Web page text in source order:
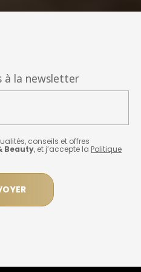
à la newsletter
conseils et offres
Beauty, et j’accepte la Politique